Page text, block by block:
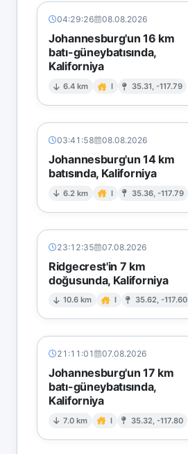
04:29:26 08.08.2026
Johannesburg'un 16 km
batı-güneybatısında,
Kaliforniya
6.4 km I 35.31, -117.79
03:41:58 08.08.2026
Johannesburg'un 14 km
batısında, Kaliforniya
6.2 km I 35.36, -117.79
23:12:35 07.08.2026
Ridgecrest'in 7 km
doğusunda, Kaliforniya
10.6 km I 35.62, -117.60
21:11:01 07.08.2026
Johannesburg'un 17 km
batı-güneybatısında,
Kaliforniya
7.0 km I 35.32, -117.80